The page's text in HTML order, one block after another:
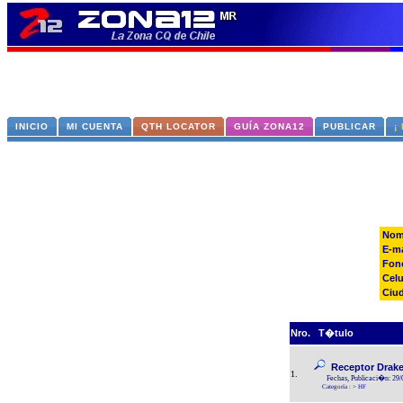
INICIO MI CUENTA QTH LOCATOR GUÍA ZONA12 PUBLICAR ¡
E-
Nro. T�tulo
1.
Receptor
Fechas, Publicaci�n:
Categoría : > HF